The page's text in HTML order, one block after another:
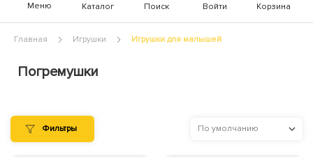
Меню Каталог Поиск Войти Корзина
Главная Игрушки Игрушки для малышей
Погремушки
Фильтры По умолчанию